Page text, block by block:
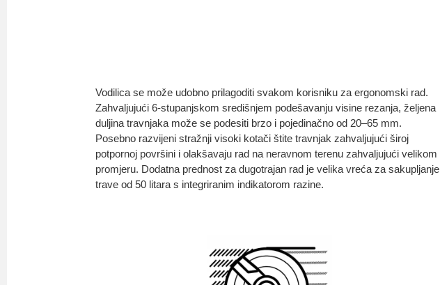
Vodilica se može udobno prilagoditi svakom korisniku za ergonomski rad.
Zahvaljujući 6-stupanjskom središnjem podešavanju visine rezanja, željena
duljina travnjaka može se podesiti brzo i pojedinačno od 20–65 mm.
Posebno razvijeni stražnji visoki kotači štite travnjak zahvaljujući široj
potpornoj površini i olakšavaju rad na neravnom terenu zahvaljujući velikom
promjeru. Dodatna prednost za dugotrajan rad je velika vreća za sakupljanje
trave od 50 litara s integriranim indikatorom razine.